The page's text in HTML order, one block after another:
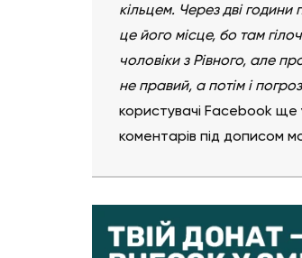
кільцем. Через дві
це його місце, бо там
чоловіки з Рівного, але
не правий, а потім і
користувачі Facebook ще
коментарів під дописом